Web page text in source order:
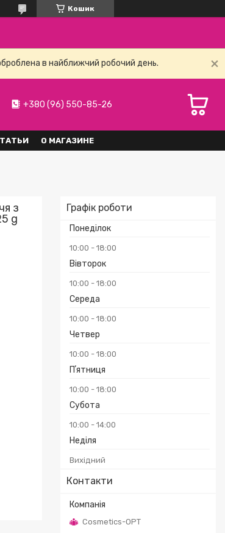
Кошик
в найближчий робочий день.
+380 (96) 550-85-26
О МАГАЗИНЕ
Графік роботи
Понеділок
10:00 18:00
Вівторок
10:00 18:00
Середа
10:00 18:00
Четвер
10:00 18:00
Пʼятниця
10:00 18:00
Субота
10:00 14:00
Неділя
Вихідний
Контакти
Cosmetics-OPT
з
g